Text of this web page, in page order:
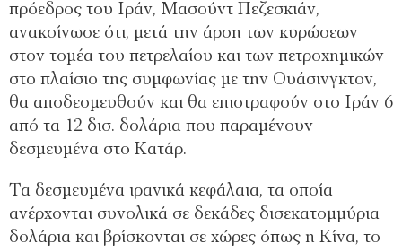
πρόεδρος του Ιράν, Μασούντ Πεζεσκιάν,
ανακοίνωσε ότι, μετά την άρση των κυρώσεων
στον τομέα του πετρελαίου και των πετροχημικών
στο πλαίσιο της συμφωνίας με την Ουάσινγκτον,
θα αποδεσμευθούν και θα επιστραφούν στο Ιράν 6
από τα 12 δισ. δολάρια που παραμένουν
δεσμευμένα στο Κατάρ.
Τα δεσμευμένα ιρανικά κεφάλαια, τα οποία
ανέρχονται συνολικά σε δεκάδες δισεκατομμύρια
δολάρια και βρίσκονται σε χώρες όπως η Κίνα, το